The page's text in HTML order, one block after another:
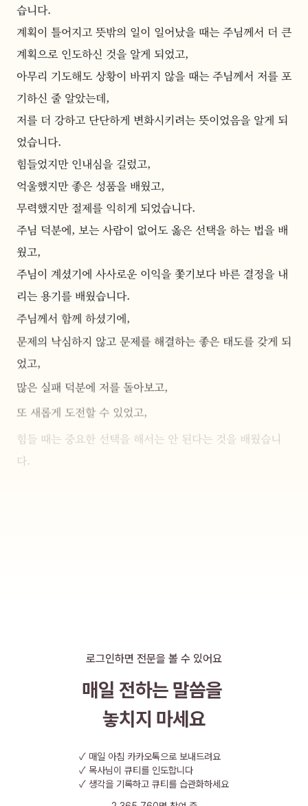
습니다.
계획이 틀어지고 뜻밖의 일이 일어났을 때는 주님께서 더 큰
계획으로 인도하신 것을 알게 되었고,
아무리 기도해도 상황이 바뀌지 않을 때는 주님께서 저를 포
기하신 줄 알았는데,
저를 더 강하고 단단하게 변화시키려는 뜻이었음을 알게 되
었습니다.
힘들었지만 인내심을 길렀고,
억울했지만 좋은 성품을 배웠고,
무력했지만 절제를 익히게 되었습니다.
주님 덕분에, 보는 사람이 없어도 옳은 선택을 하는 법을 배
웠고,
주님이 계셨기에 사사로운 이익을 쫓기보다 바른 결정을 내
리는 용기를 배웠습니다.
주님께서 함께 하셨기에,
문제의 낙심하지 않고 문제를 해결하는 좋은 태도를 갖게 되
었고,
많은 실패 덕분에 저를 돌아보고,
또 새롭게 도전할 수 있었고,
힘들 때는 중요한 선택을 해서는 안 된다는 것을 배웠습니
다.
로그인하면 전문을 볼 수 있어요
매일 전하는 말씀을
놓치지 마세요
✓ 매일 아침 카카오톡으로 보내드려요
✓ 목사님이 큐티를 인도합니다
✓ 생각을 기록하고 큐티를 습관화하세요